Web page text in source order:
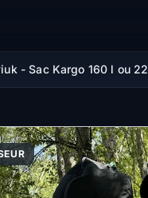
- Sac Kargo 160 l ou